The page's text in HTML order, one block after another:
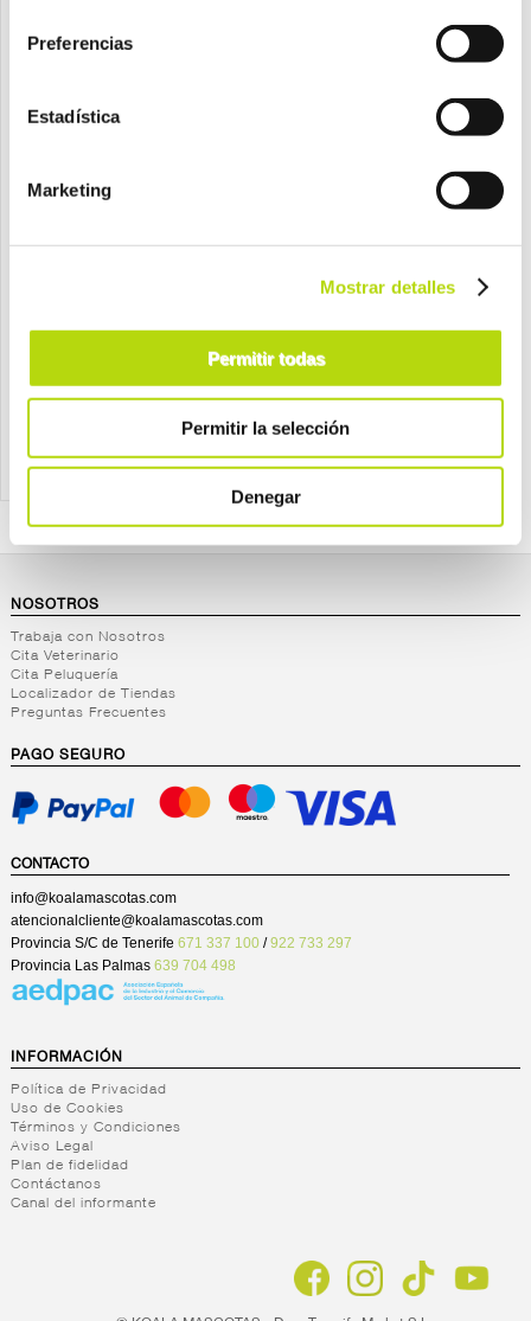
Preferencias
Estadística
Marketing
Mostrar detalles
Permitir todas
Permitir la selección
Denegar
zolux arenero cathy clever
NOSOTROS
Trabaja con Nosotros
Cita Veterinario
Cita Peluquería
Localizador de Tiendas
Preguntas Frecuentes
PAGO SEGURO
CONTACTO
info@koalamascotas.com
atencionalcliente@koalamascotas.com
Provincia S/C de Tenerife 671 337 100/922 733 297
Provincia Las Palmas 639 704 498
INFORMACIÓN
Política de Privacidad
Uso de Cookies
Términos y Condiciones
Aviso Legal
Plan de fidelidad
Contáctanos
Canal del informante